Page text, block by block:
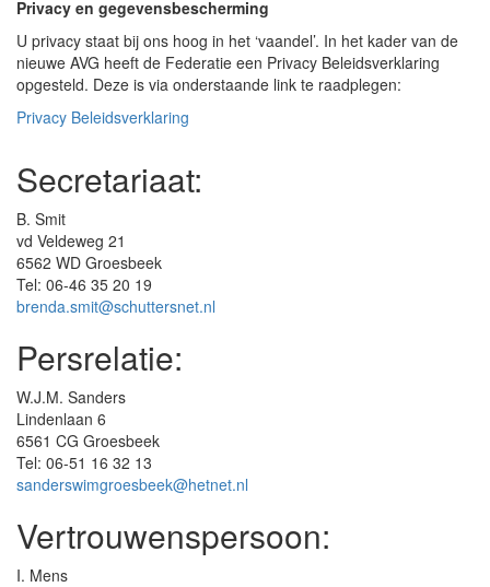
Privacy en gegevensbescherming
U privacy staat bij ons hoog in het ‘vaandel’. In het kader van de
nieuwe AVG heeft de Federatie een Privacy Beleidsverklaring
opgesteld. Deze is via onderstaande link te raadplegen:
Privacy Beleidsverklaring
Secretariaat:
B. Smit
vd Veldeweg 21
6562 WD Groesbeek
Tel: 06-46 35 20 19
brenda.smit@schuttersnet.nl
Persrelatie:
W.J.M. Sanders
Lindenlaan 6
6561 CG Groesbeek
Tel: 06-51 16 32 13
sanderswimgroesbeek@hetnet.nl
Vertrouwenspersoon:
I. Mens